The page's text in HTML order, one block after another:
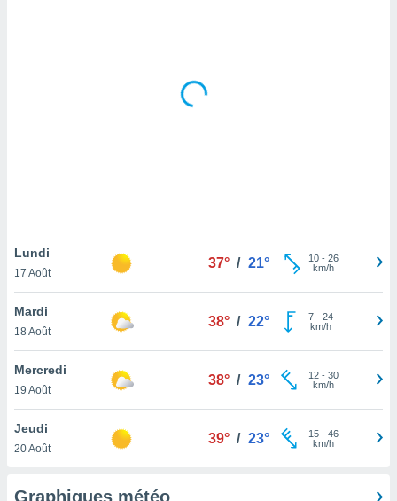
notre
que
et que
Lundi
17 Août
37° / 21° 10- 26
km/h
Mardi
18 Août
38° / 22° 7- 24
km/h
Mercredi
19 Août
38° / 23° 12- 30
km/h
Jeudi
20 Août
39° / 23° 15- 46
km/h
Graphiques météo